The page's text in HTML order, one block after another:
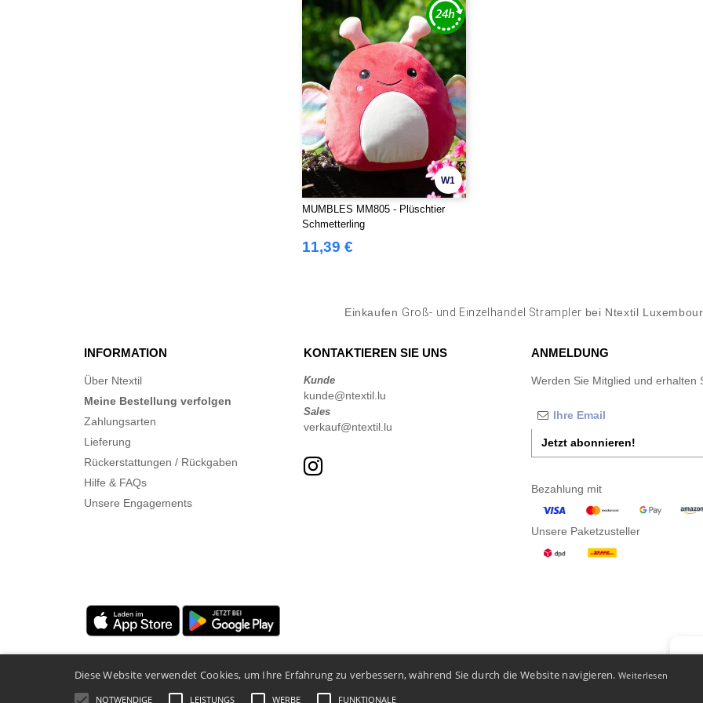
W1
MUMBLES MM805 - Plüschtier
Schmetterling
11,39 €
Einkaufen Groß- und Einzelhandel Strampler bei Ntextil
INFORMATION
Über Ntextil
Meine Bestellung verfolgen
Zahlungsarten
Lieferung
Rückerstattungen / Rückgaben
Hilfe & FAQs
Unsere Engagements
KONTAKTIEREN SIE UNS
Kunde
kunde@ntextil.lu
Sales
verkauf@ntextil.lu
ANMELDUNG
Werden Sie Mitglied und erhalten
Jetzt abonnieren!
Bezahlung mit
Unsere Paketzusteller
Diese Website verwendet Cookies, um Ihre Erfahrung zu verbessern, während Sie durch die Website navigieren.Weiterlesen
NOTWENDIGE LEISTUNGS WERBE FUNKTIONALE